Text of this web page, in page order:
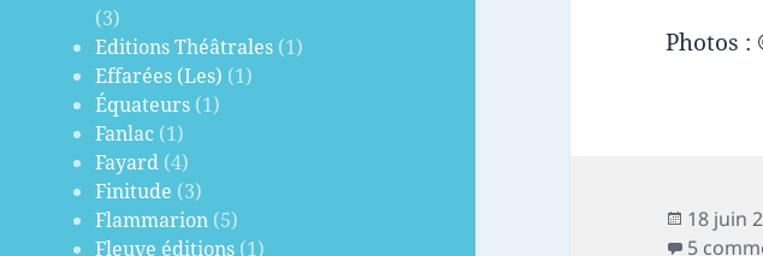
(3)
Editions Théâtrales (1)
Effarées (Les) (1)
Équateurs (1)
Fanlac (1)
Fayard (4)
Finitude (3)
Flammarion (5)
Fleuve éditions (1)
Photos :
Publié
le
18 juin
5